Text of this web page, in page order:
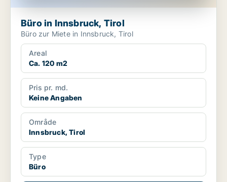
Büro in Innsbruck, Tirol
Büro zur Miete in Innsbruck, Tirol
Areal
Ca. 120 m2
Pris pr. md.
Keine Angaben
Område
Innsbruck, Tirol
Type
Büro